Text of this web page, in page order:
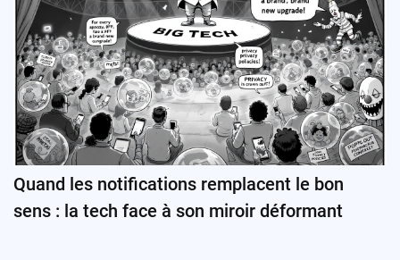
Quand les notifications remplacent le bon
sens : la tech face à son miroir déformant